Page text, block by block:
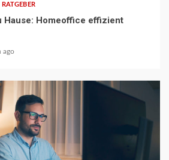
RATGEBER
Hause: Homeoffice effizient
ago